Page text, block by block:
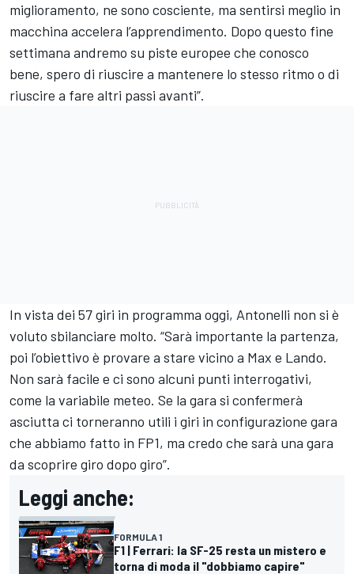
miglioramento, ne sono cosciente, ma sentirsi meglio in
macchina accelera l’apprendimento. Dopo questo fine
settimana andremo su piste europee che conosco
bene, spero di riuscire a mantenere lo stesso ritmo o di
riuscire a fare altri passi avanti”.
In vista dei 57 giri in programma oggi, Antonelli non si è
voluto sbilanciare molto. “Sarà importante la partenza,
poi l’obiettivo è provare a stare vicino a Max e Lando.
Non sarà facile e ci sono alcuni punti interrogativi,
come la variabile meteo. Se la gara si confermerà
asciutta ci torneranno utili i giri in configurazione gara
che abbiamo fatto in FP1, ma credo che sarà una gara
da scoprire giro dopo giro”.
Leggi anche:
FORMULA 1
F1 | Ferrari: la SF-25 resta un mistero e
torna di moda il "dobbiamo capire"